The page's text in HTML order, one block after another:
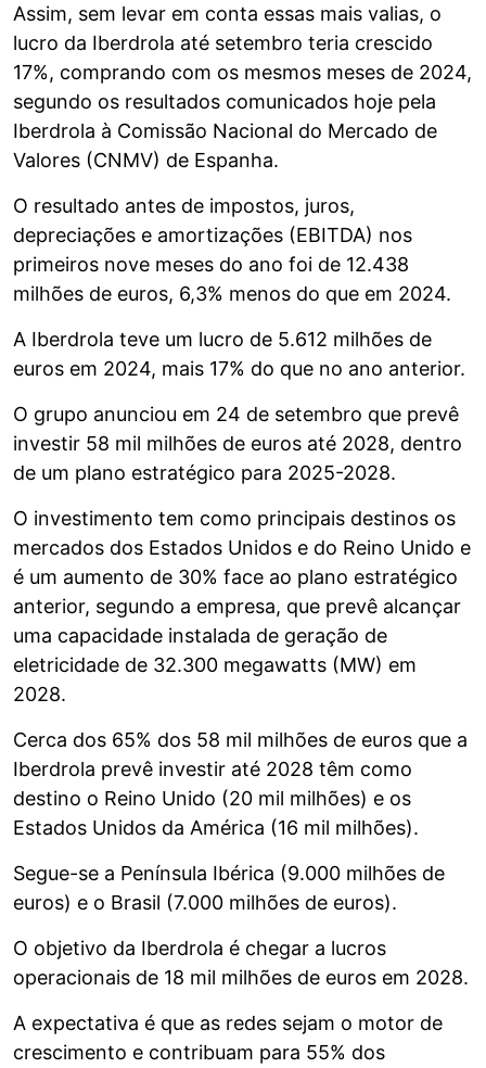
Assim, sem levar em conta essas mais valias, o
lucro da Iberdrola até setembro teria crescido
17%, comprando com os mesmos meses de 2024,
segundo os resultados comunicados hoje pela
Iberdrola à Comissão Nacional do Mercado de
Valores (CNMV) de Espanha.
O resultado antes de impostos, juros,
depreciações e amortizações (EBITDA) nos
primeiros nove meses do ano foi de 12.438
milhões de euros, 6,3% menos do que em 2024.
A Iberdrola teve um lucro de 5.612 milhões de
euros em 2024, mais 17% do que no ano anterior.
O grupo anunciou em 24 de setembro que prevê
investir 58 mil milhões de euros até 2028, dentro
de um plano estratégico para 2025-2028.
O investimento tem como principais destinos os
mercados dos Estados Unidos e do Reino Unido e
é um aumento de 30% face ao plano estratégico
anterior, segundo a empresa, que prevê alcançar
uma capacidade instalada de geração de
eletricidade de 32.300 megawatts (MW) em
2028.
Cerca dos 65% dos 58 mil milhões de euros que a
Iberdrola prevê investir até 2028 têm como
destino o Reino Unido (20 mil milhões) e os
Estados Unidos da América (16 mil milhões).
Segue-se a Península Ibérica (9.000 milhões de
euros) e o Brasil (7.000 milhões de euros).
O objetivo da Iberdrola é chegar a lucros
operacionais de 18 mil milhões de euros em 2028.
A expectativa é que as redes sejam o motor de
crescimento e contribuam para 55% dos